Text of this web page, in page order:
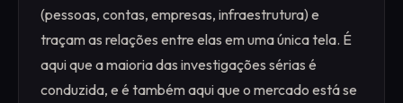
(pessoas, contas, empresas, infraestrutura) e
traçam as relações entre elas em uma única tela. É
aqui que a maioria das investigações sérias é
conduzida, e é também aqui que o mercado está se